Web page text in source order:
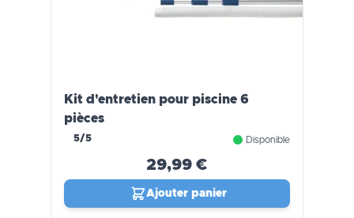
Kit d'entretien pour piscine 6
pièces
5/5 Disponible
29,99 €
Ajouter panier